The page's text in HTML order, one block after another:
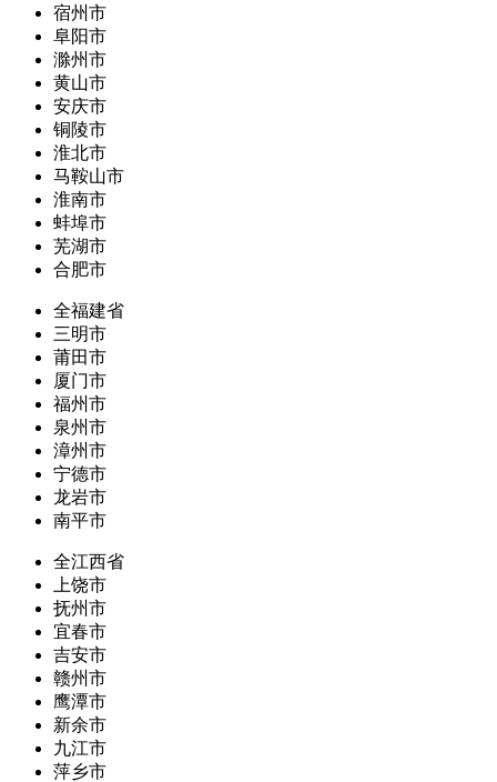
宿州市
阜阳市
滁州市
黄山市
安庆市
铜陵市
淮北市
马鞍山市
淮南市
蚌埠市
芜湖市
合肥市
全福建省
三明市
莆田市
厦门市
福州市
泉州市
漳州市
宁德市
龙岩市
南平市
全江西省
上饶市
抚州市
宜春市
吉安市
赣州市
鹰潭市
新余市
九江市
萍乡市